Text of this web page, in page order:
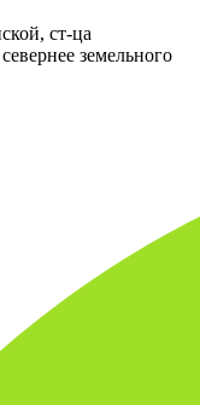
ст-ца
земельного